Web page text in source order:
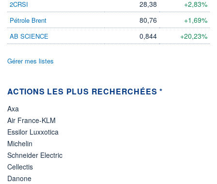
Non éligible
Boursobank
2CRSI 28,38 +2,83%
Pétrole Brent 80,76 +1,69%
AB SCIENCE 0,844 +20,23%
Gérer mes listes
ACTIONS LES PLUS RECHERCHÉES *
Axa
Air France-KLM
Essilor Luxxotica
Michelin
Schneider Electric
Cellectis
Danone